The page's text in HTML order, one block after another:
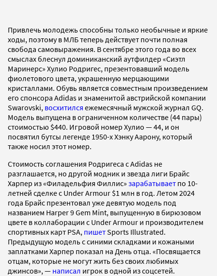
Привлечь молодежь способны только необычные и яркие
ходы, поэтому в МЛБ теперь действует почти полная
свобода самовыражения. В сентябре этого года во всех
смыслах блеснул доминиканский аутфилдер «Сиэтл
Маринерс» Хулио Родригес, презентовавший модель
фиолетового цвета, украшенную мерцающими
кристаллами. Обувь является совместным произведением
его спонсора Adidas и знаменитой австрийской компании
Swarovski, восхитился ежемесячный мужской журнал GQ.
Модель выпущена в ограниченном количестве (44 пары)
стоимостью $440. Игровой номер Хулио — 44, и он
посвятил бутсы легенде 1950-х Хэнку Аарону, который
также носил этот номер.
Стоимость соглашения Родригеса с Adidas не
разглашается, но другой модник и звезда лиги Брайс
Харпер из «Филадельфия Филлис» зарабатывает по 10-
летней сделке с Under Armour $1 млн в год. Летом 2024
года Брайс презентовал уже девятую модель под
названием Harper 9 Gem Mint, выпущенную в бирюзовом
цвете в коллаборации с Under Armour и производителем
спортивных карт PSA, пишетSports Illustrated.
Предыдущую модель с синими складками и кожаными
заплатками Харпер показал на День отца. «Посвящается
отцам, которые не могут жить без своих любимых
джинсов», — написал игрок в одной из соцсетей.